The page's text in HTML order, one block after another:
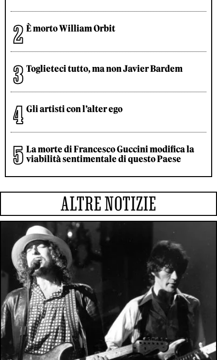
È morto William Orbit
Toglieteci tutto, ma non Javier Bardem
Gli artisti con l’alter ego
La morte di Francesco Guccini modifica la
viabilità sentimentale di questo Paese
ALTRE NOTIZIE